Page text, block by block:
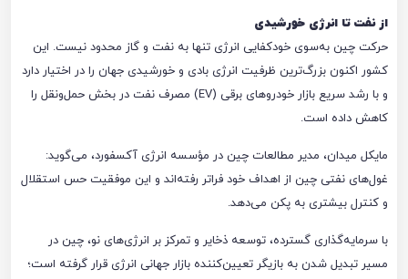
از نفت تا انرژی خورشیدی
حرکت چین به‌سوی خودکفایی انرژی تنها به نفت و گاز محدود نیست. این
کشور اکنون بزرگ‌ترین ظرفیت انرژی بادی و خورشیدی جهان را در اختیار دارد
و با رشد سریع بازار خودروهای برقی (EV) مصرف نفت در بخش حمل‌ونقل را
کاهش داده است.
مایکل میدان، مدیر مطالعات چین در مؤسسه انرژی آکسفورد، می‌گوید:
غول‌های نفتی چین از اهداف خود فراتر رفته‌اند و این موفقیت حس استقلال
و کنترل بیشتری به پکن می‌دهد.
با سرمایه‌گذاری گسترده، توسعه ذخایر و تمرکز بر انرژی‌های نو، چین در
مسیر تبدیل شدن به بازیگر تعیین‌کننده بازار جهانی انرژی قرار گرفته است؛